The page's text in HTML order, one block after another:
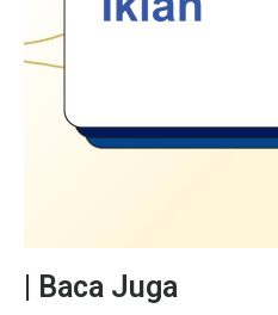
| Baca Juga